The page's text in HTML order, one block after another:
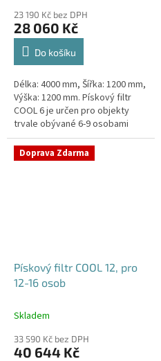
23 190 Kč bez DPH
28 060 Kč
Do košíku
Délka: 4000 mm, Šířka: 1200 mm,
Výška: 1200 mm. Pískový filtr
COOL 6 je určen pro objekty
trvale obývané 6-9 osobami
Český výrobek!
Doprava Zdarma
Pískový filtr COOL 12, pro
12-16 osob
Skladem
33 590 Kč bez DPH
40 644 Kč